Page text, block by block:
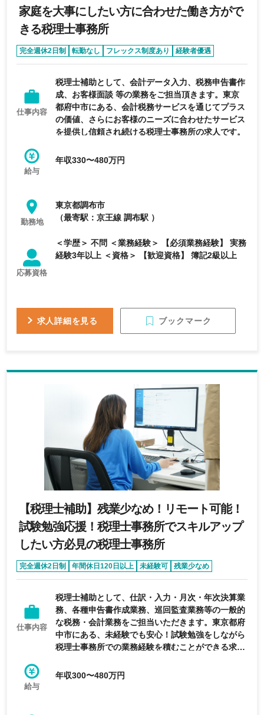
家庭を大事にしたい方に合わせた働き方がで
きる税理士事務所
完全週休2日制 転勤なし フレックス制度あり 経験者優遇
仕事内容
税理士補助として、会計データ入力、税務申告書作
成、お客様面談 等の業務をご担当頂きます。東京
都府中市にある、会計税務サービスを通じてプラス
の価値、さらにお客様のニーズに合わせたサービス
を提供し信頼され続ける税理士事務所の求人です。
給与
年収330〜480万円
勤務地
東京都調布市
（最寄駅：京王線 調布駅 ）
応募資格
＜学歴＞ 不問 ＜業務経験＞ 【必須業務経験】 実務
経験3年以上 ＜資格＞ 【歓迎資格】 簿記2級以上
求人詳細を見る ブックマーク
【税理士補助】残業少なめ！リモート可能！
試験勉強応援！税理士事務所でスキルアップ
したい方必見の税理士事務所
完全週休2日制 年間休日120日以上 未経験可
残業少なめ
急募求人
仕事内容
税理士補助として、仕訳・入力・月次・年次決算業
務、各種申告書作成業務、巡回監査業務等の一般的
な税務・会計業務をご担当いただきます。東京都府
中市にある、未経験でも安心！試験勉強をしながら
税理士事務所での業務経験を積むことができる求人
給与
年収300〜480万円